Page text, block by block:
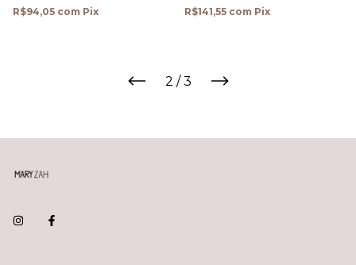
R$94,05 com Pix R$141,55 com Pix
2 / 3